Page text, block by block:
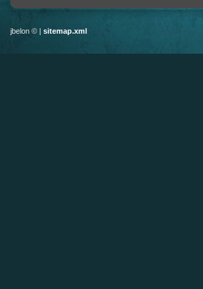
jbelon © | sitemap.xml